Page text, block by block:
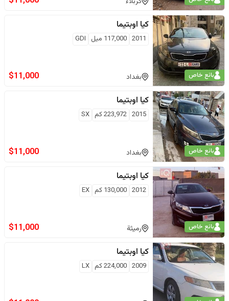
بائع خاص
كيا اوبتيما
2011
117,000 ميل GDI
بغداد $11,000
بائع خاص
كيا اوبتيما
2015
223,972كم SX
بغداد $11,000
بائع خاص
كيا اوبتيما
2012
130,000 كم EX
رميثة $11,000
كيا اوبتيما
2009
224,000كم LX